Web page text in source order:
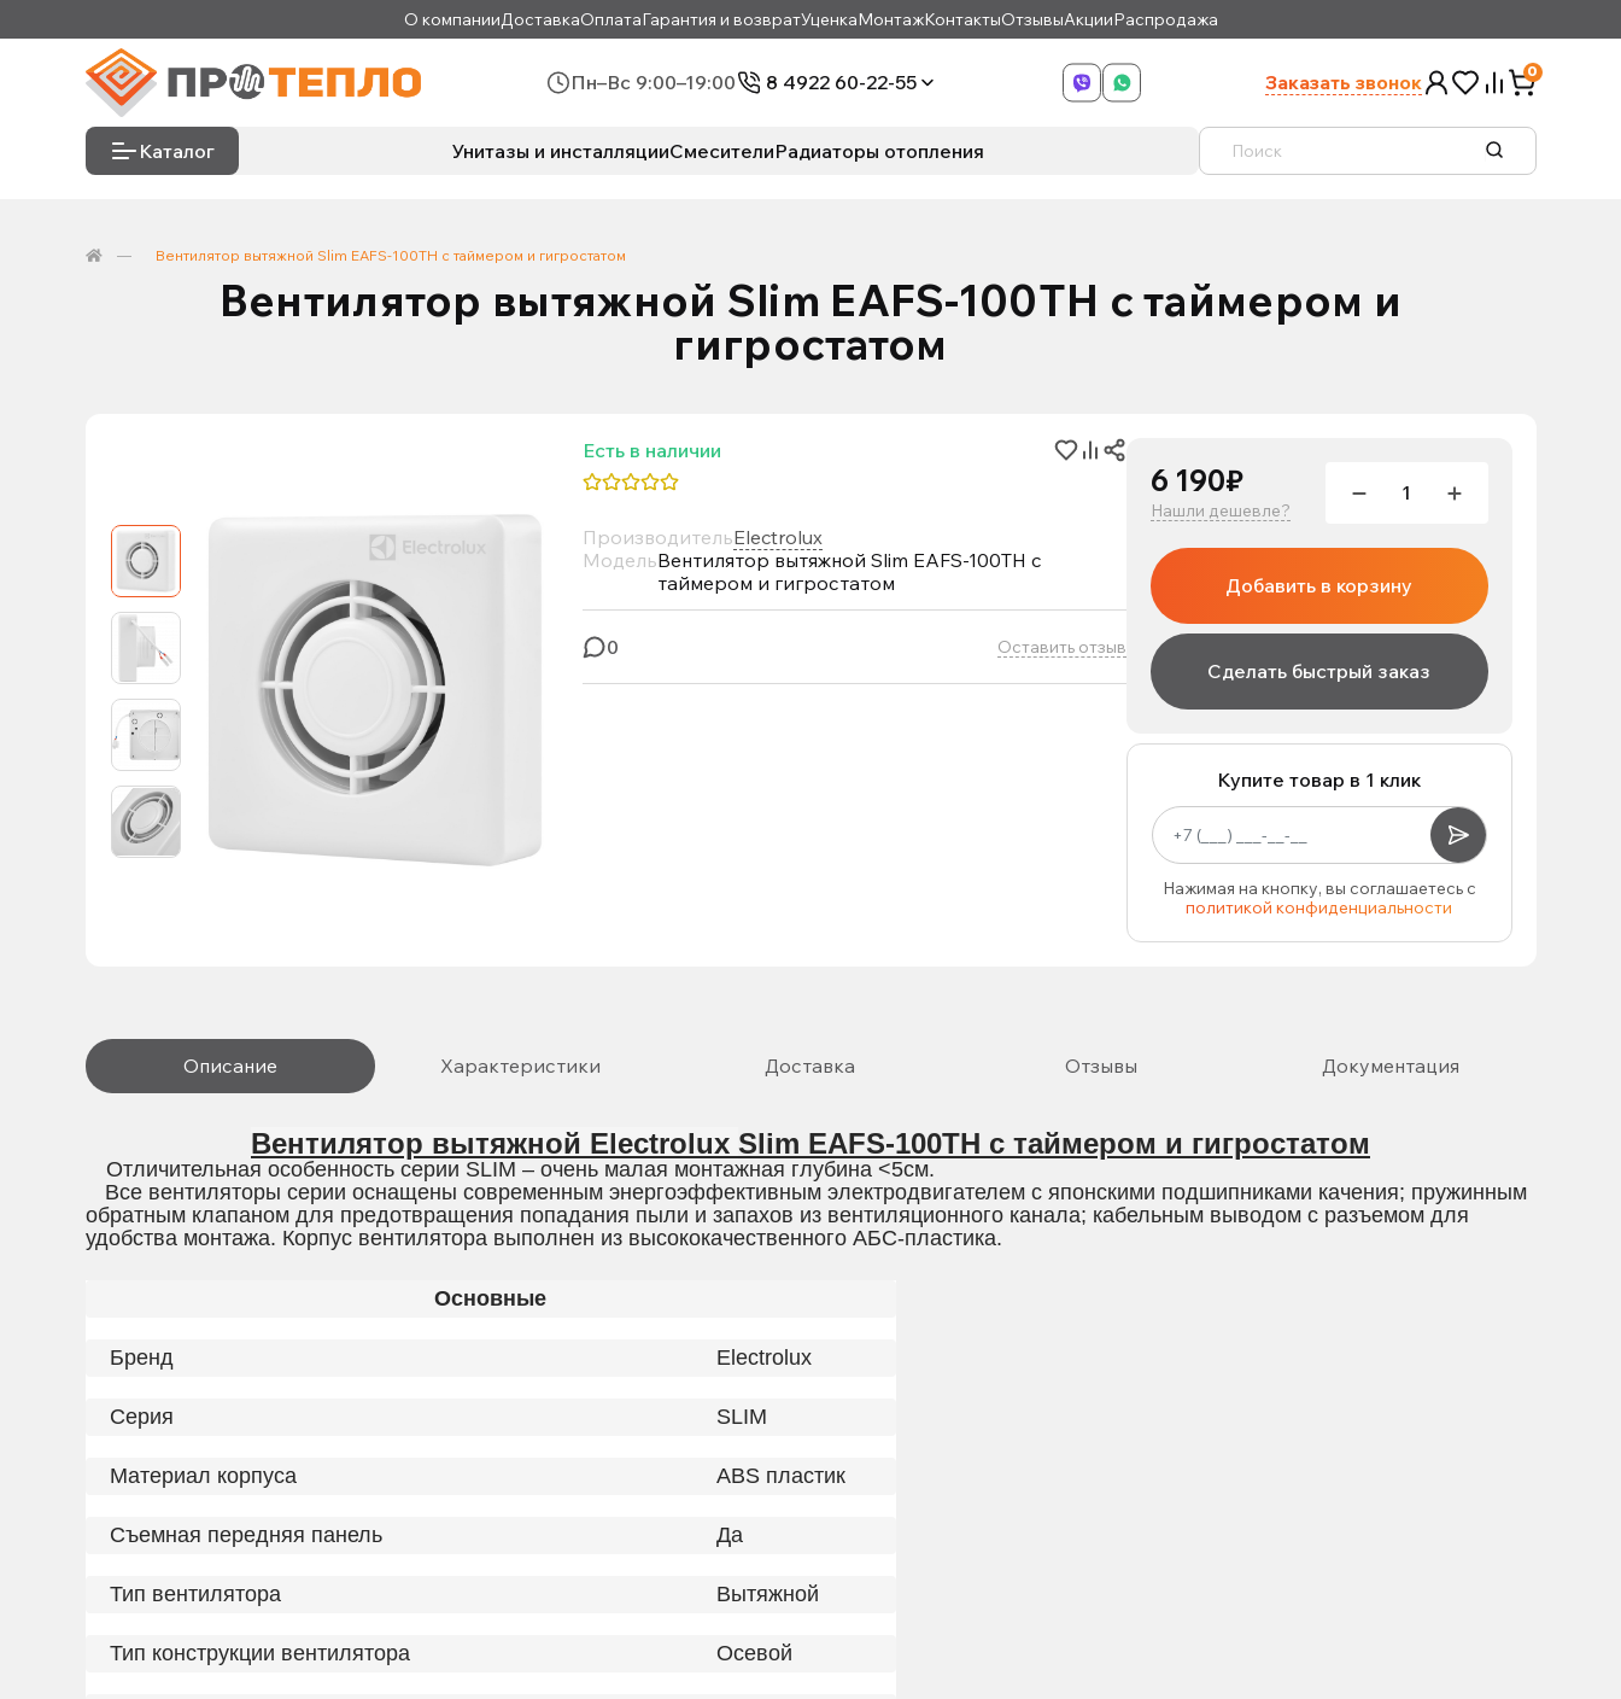
О компанииДоставкаОплатаГарантия и возвратУценкаМонтажКонтактыОтзывыАкцииРаспродажа
Пн–Вс 9:00–19:00 8 4922 60-22-55 Заказать звонок 0
Каталог Унитазы и инсталляцииСмесителиРадиаторы отопления
Вентилятор вытяжной Slim EAFS-100TH с таймером и гигростатом
Вентилятор вытяжной Slim EAFS-100TH с таймером и
гигростатом
Есть в наличии
ПроизводительElectrolux
МодельВентилятор вытяжной Slim EAFS-100TH с
таймером и гигростатом
0 Оставить отзыв
6 190₽
Нашли дешевле?
Добавить в корзину
Сделать быстрый заказ
Купите товар в 1 клик
Нажимая на кнопку, вы соглашаетесь с
политикой конфиденциальности
Описание Характеристики Доставка Отзывы Документация
Вентилятор вытяжной Electrolux Slim EAFS-100TH с таймером и гигростатом
Отличительная особенность серии SLIM – очень малая монтажная глубина <5см.
Все вентиляторы серии оснащены современным энергоэффективным электродвигателем с японскими подшипниками качения; пружинным
обратным клапаном для предотвращения попадания пыли и запахов из вентиляционного канала; кабельным выводом с разъемом для
удобства монтажа. Корпус вентилятора выполнен из высококачественного АБС-пластика.
Основные
Бренд Electrolux
Серия SLIM
Материал корпуса ABS пластик
Съемная передняя панель Да
Тип вентилятора Вытяжной
Тип конструкции вентилятора Осевой